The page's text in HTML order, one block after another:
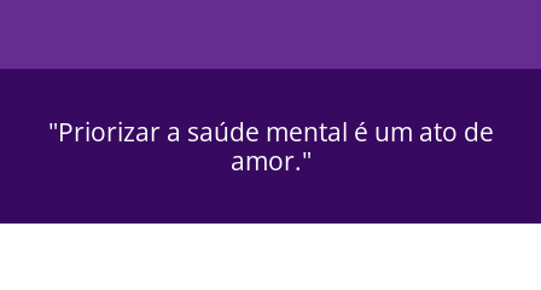
"Priorizar a saúde mental é um ato de
amor."